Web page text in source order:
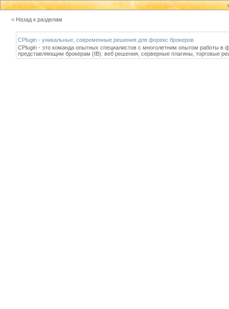
< Назад к разделам
CPlugin - уникальные, современные решения для форекс брокеров
CPlugin - это команда опытных специалистов с многолетним опытом работы
представляющим брокерам (IB): веб решения, серверные плагины, торговые